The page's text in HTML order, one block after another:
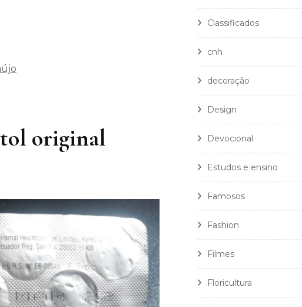
original
Classificados
cnh
decoração
Design
Devocional
Estudos e ensino
Famosos
Fashion
Filmes
Floricultura